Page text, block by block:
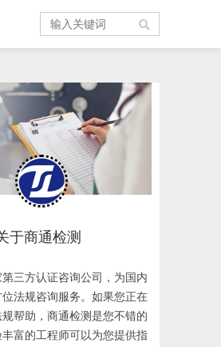
于商通检测
三方认证咨询公司，为国内
法规咨询服务。如果您正在
帮助，商通检测是您不错的
富的工程师可以为您提供指